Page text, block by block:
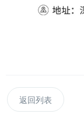
返回列表